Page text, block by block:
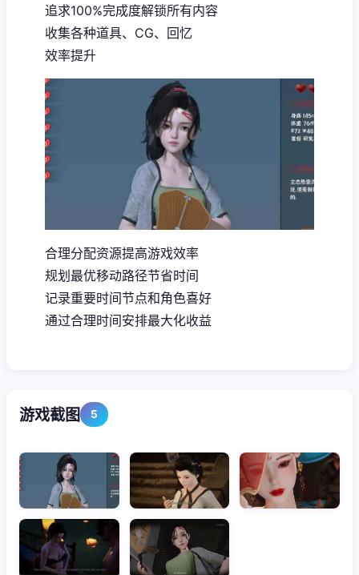
追求100%完成度解锁所有内容
收集各种道具、CG、回忆
效率提升
合理分配资源提高游戏效率
规划最优移动路径节省时间
记录重要时间节点和角色喜好
通过合理时间安排最大化收益
游戏截图 5